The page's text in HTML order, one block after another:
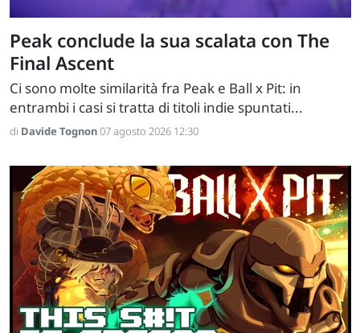
Peak conclude la sua scalata con The
Final Ascent
Ci sono molte similarità fra Peak e Ball x Pit: in
entrambi i casi si tratta di titoli indie spuntati...
di Davide Tognon07 agosto 2026 12:30